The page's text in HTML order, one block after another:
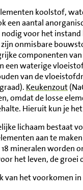
koolstof,
een aantal
voor het
onmisbare
componenten
een waterige
van de
Keukenzout
omdat de losse
Hieruit kun je
lichaam bestaat
aan te
mineralen worden
het leven, de
van het voorkomen